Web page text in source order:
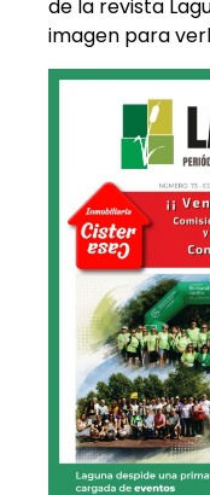
de la revista
imagen para